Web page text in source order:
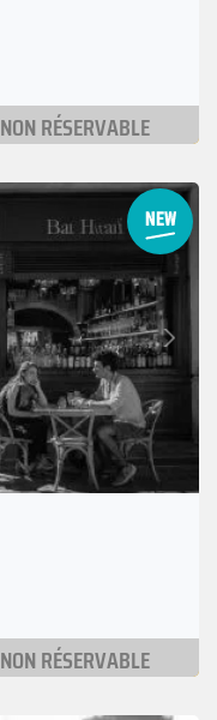
NON RÉSERVABLE
Suivant
NON RÉSERVABLE